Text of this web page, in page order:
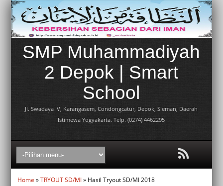
SMP Muhammadiyah
2 Depok | Smart
School
Jl. Swadaya IV, Karangasem, Condongcatur, Depok, Sleman, Daerah
Istimewa Yogyakarta. Telp. (0274) 4462295
Home »TRYOUT SD/MI» Hasil Tryout SD/MI 2018